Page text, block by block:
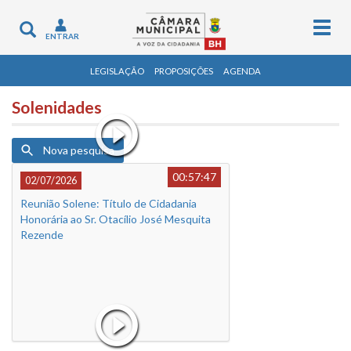
Toggle
navigation
ENTRAR
LEGISLAÇÃO PROPOSIÇÕES AGENDA
Solenidades
Nova pesquisa
02/07/2026
00:57:47
Reunião Solene: Título de Cidadania
Honorária ao Sr. Otacílio José Mesquita
Rezende